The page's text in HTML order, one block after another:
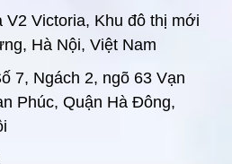
V2 Victoria, Khu đô thị mới
Hà Nội, Việt Nam
7, Ngách 2, ngõ 63 Vạn
Phúc, Quận Hà Đông,